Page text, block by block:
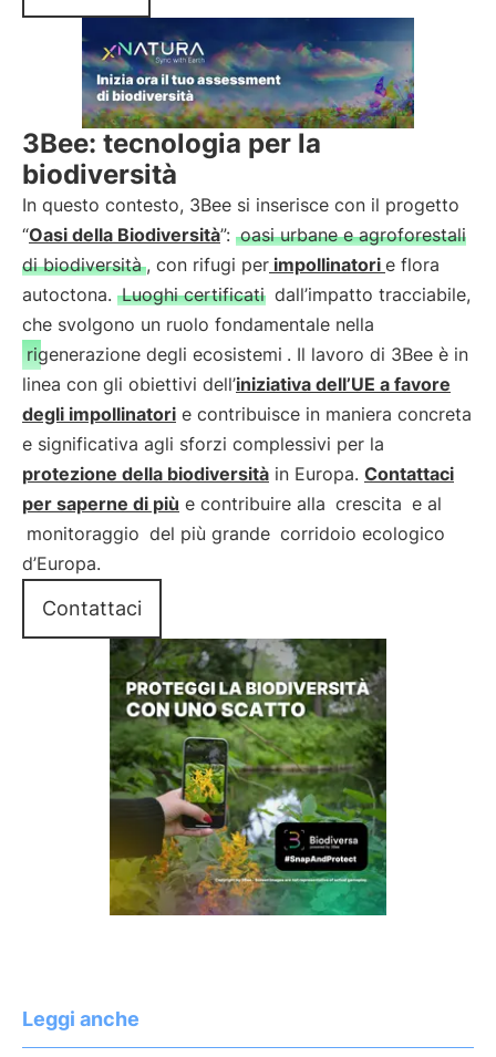
3Bee: tecnologia per la
biodiversità
In questo contesto, 3Bee si inserisce con il progetto
“Oasi della Biodiversità”: oasi urbane e agroforestali
di biodiversità , con rifugi per impollinatori e flora
autoctona. Luoghi certificati dall’impatto tracciabile,
che svolgono un ruolo fondamentale nella
rigenerazione degli ecosistemi . Il lavoro di 3Bee è in
linea con gli obiettivi dell’iniziativa dell’UE a favore
degli impollinatori e contribuisce in maniera concreta
e significativa agli sforzi complessivi per la
protezione della biodiversità in Europa. Contattaci
per saperne di più e contribuire alla crescita e al
monitoraggio del più grande corridoio ecologico
d’Europa.
Contattaci
Leggi anche